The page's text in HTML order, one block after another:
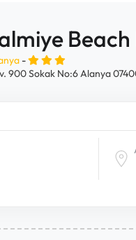
-
900 Sokak No:6 Alanya